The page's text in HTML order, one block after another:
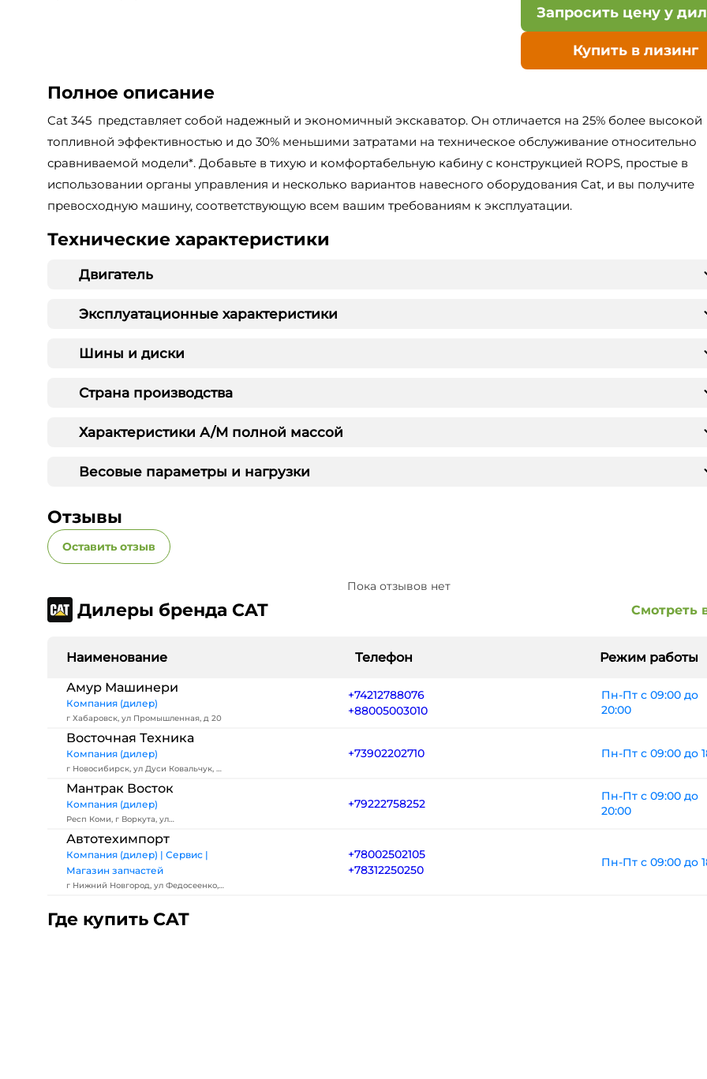
Запросить цену у
Купить в лизинг
Полное описание
Cat 345 представляет собой надежный и экономичный экскаватор. Он отличается на 25% более высокой
топливной эффективностью и до 30% меньшими затратами на техническое обслуживание относительно
сравниваемой модели*. Добавьте в тихую и комфортабельную кабину с конструкцией ROPS, простые в
использовании органы управления и несколько вариантов навесного оборудования Cat, и вы получите
превосходную машину, соответствующую всем вашим требованиям к эксплуатации.
Технические характеристики
Двигатель
Эксплуатационные характеристики
Шины и диски
Страна производства
Характеристики А/М полной массой
Весовые параметры и нагрузки
Отзывы
Оставить отзыв
Пока отзывов нет
Дилеры бренда CAT Смотреть
Наименование Телефон
Режим работы
Амур Машинери
Компания (дилер)
г Хабаровск, ул Промышленная, д 20
+74212788076
+88005003010
Пн-Пт с 09:00 до
20:00
Восточная Техника
Компания (дилер)
г Новосибирск, ул Дуси Ковальчук, д
1
+73902202710 Пн-Пт с 09:00 до
Мантрак Восток
Компания (дилер)
Респ Коми, г Воркута, ул
Автозаводская, д 32
+79222758252
Пн-Пт с 09:00 до
20:00
Автотехимпорт
Компания (дилер) | Сервис |
Магазин запчастей
г Нижний Новгород, ул Федосеенко,
+78002502105
+78312250250
Пн-Пт с 09:00 до
Где купить CAT